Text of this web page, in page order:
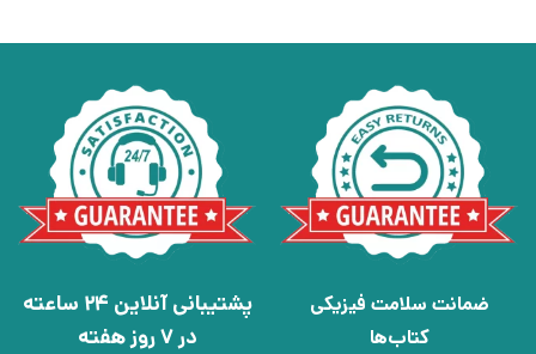
ضمانت سلامت فیزیکی
کتاب‌ها
پشتیبانی آنلاین 24 ساعته
در 7 روز هفته